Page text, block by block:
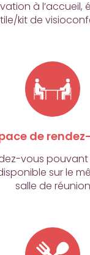
à l’accueil,
kit de
de
vous
sur le
salle de réunion